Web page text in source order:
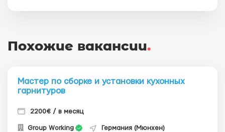
Похожие вакансии.
Мастер по сборке и установки кухонных
гарнитуров
2200€ / в месяц
Group Working Германия (Мюнхен)